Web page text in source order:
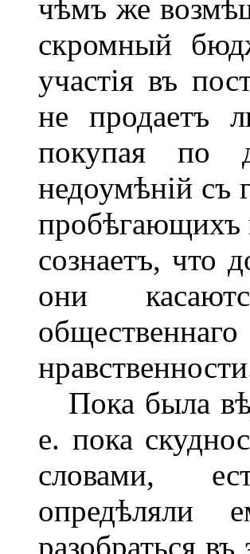
чѣмъ же
скромный
участія въ
не продаетъ
покупая по
недоумѣній съ
пробѣгающихъ
сознаетъ, что
они
Пока была
е. пока
словами,
опредѣляли
разобраться